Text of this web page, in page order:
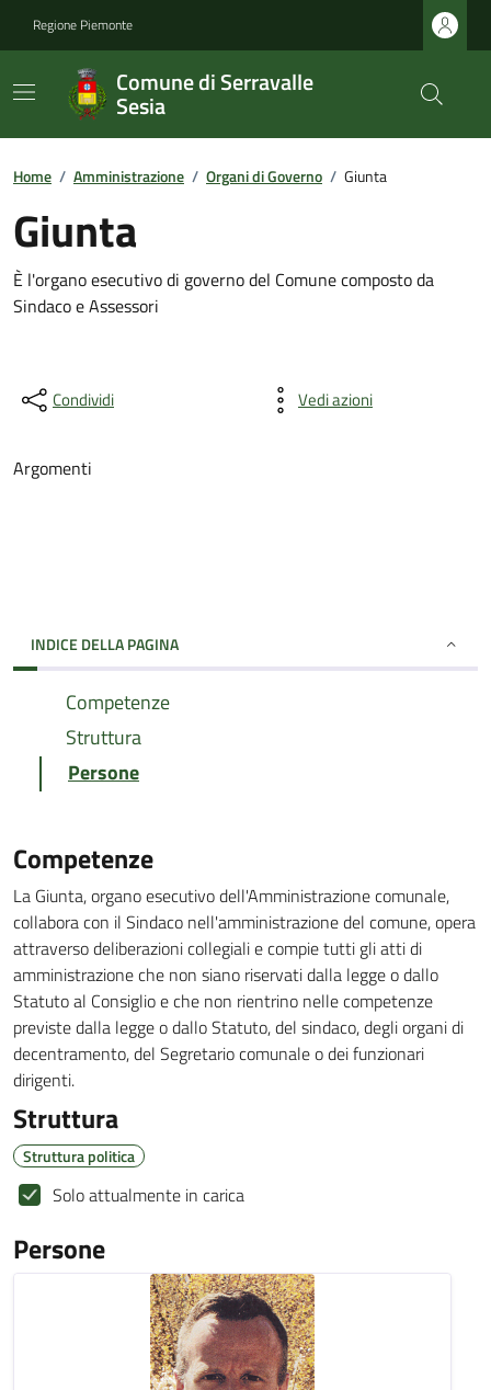
Regione Piemonte
Comune di Serravalle
Sesia
Home / Amministrazione / Organi di Governo / Giunta
Giunta
È l'organo esecutivo di governo del Comune composto da
Sindaco e Assessori
Condividi Vedi azioni
Argomenti
INDICE DELLA PAGINA
Competenze
Struttura
Persone
Competenze
La Giunta, organo esecutivo dell'Amministrazione comunale,
collabora con il Sindaco nell'amministrazione del comune, opera
attraverso deliberazioni collegiali e compie tutti gli atti di
amministrazione che non siano riservati dalla legge o dallo
Statuto al Consiglio e che non rientrino nelle competenze
previste dalla legge o dallo Statuto, del sindaco, degli organi di
decentramento, del Segretario comunale o dei funzionari
dirigenti.
Struttura
Struttura politica
Solo attualmente in carica
Persone